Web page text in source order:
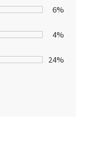
6%
4%
24%